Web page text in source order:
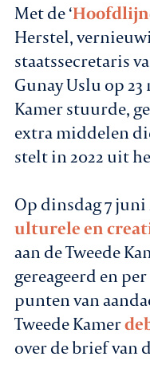
Vacatures
Contact
Aanmelden
Met de ‘
Herstel,
staatssecretaris
Gunay Uslu op 23
Kamer stuurde,
extra middelen
stelt in 2022 uit
Op dinsdag 7 juni
ulturele en
aan de Tweede
gereageerd en
punten van
Tweede Kamer
over de brief van